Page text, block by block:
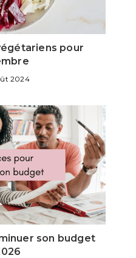
pour
2024
son budget